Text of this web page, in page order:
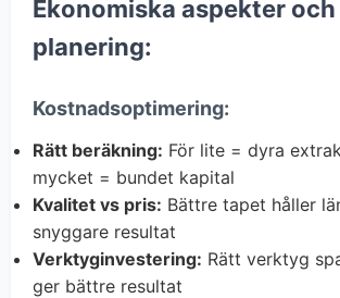
Ekonomiska aspekter och
planering:
Kostnadsoptimering:
Rätt beräkning: För lite = dyra
mycket = bundet kapital
Kvalitet vs pris: Bättre tapet håller
snyggare resultat
Verktyginvestering: Rätt verktyg
ger bättre resultat